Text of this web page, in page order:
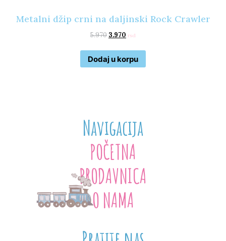
Metalni džip crni na daljinski Rock Crawler
5.970 3.970 rsd
Dodaj u korpu
Navigacija
POČETNA
PRODAVNICA
O NAMA